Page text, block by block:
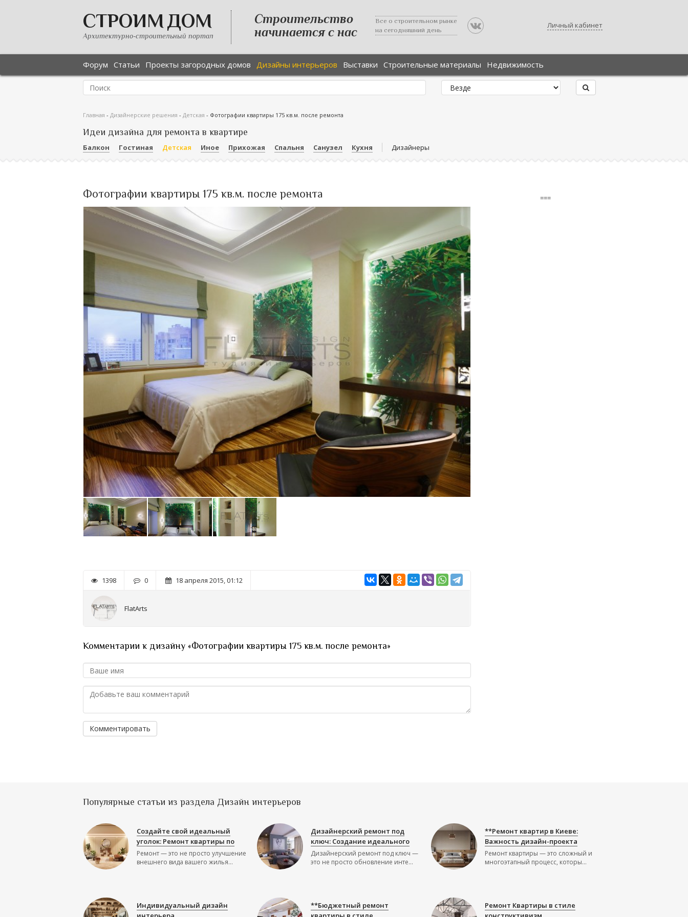
СТРОИМ ДОМ
Архитектурно-строительный портал
Строительство
начинается с нас
Все о строительном рынке
на сегодняшний день
Личный кабинет
Форум Статьи Проекты загородных домов Дизайны интерьеров Выставки Строительные материалы Недвижимость
Главная - Дизайнерские решения - Детская - Фотографии квартиры 175 кв.м. после ремонта
Идеи дизайна для ремонта в квартире
Балкон Гостиная Детская Иное Прихожая Спальня Санузел Кухня Дизайнеры
Фотографии квартиры 175 кв.м. после ремонта
1398 0 18 апреля 2015, 01:12
FlatArts
Комментарии к дизайну «Фотографии квартиры 175 кв.м. после ремонта»
Комментировать
===
Популярные статьи из раздела Дизайн интерьеров
Создайте свой идеальный
уголок: Ремонт квартиры по
Ремонт — это не просто улучшение
внешнего вида вашего жилья...
Дизайнерский ремонт под
ключ: Создание идеального
Дизайнерский ремонт под ключ —
это не просто обновление инте...
**Ремонт квартир в Киеве:
Важность дизайн-проекта
Ремонт квартиры — это сложный и
многоэтапный процесс, которы...
Индивидуальный дизайн
**Бюджетный ремонт
Ремонт Квартиры в стиле